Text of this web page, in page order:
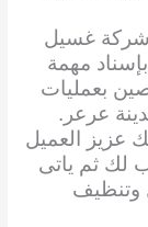
شركة غسيل
مهمة
بعمليات
عرعر.
عزيز العميل
لك ثم ياتى
وتنظيف